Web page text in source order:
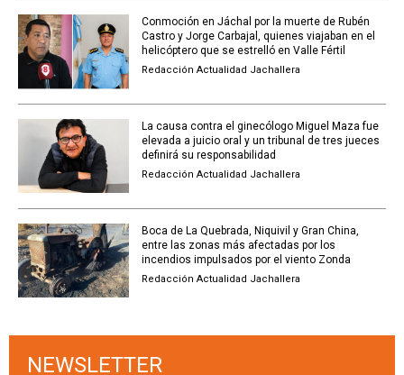
Conmoción en Jáchal por la muerte de Rubén
Castro y Jorge Carbajal, quienes viajaban en el
helicóptero que se estrelló en Valle Fértil
Redacción Actualidad Jachallera
La causa contra el ginecólogo Miguel Maza fue
elevada a juicio oral y un tribunal de tres jueces
definirá su responsabilidad
Redacción Actualidad Jachallera
Boca de La Quebrada, Niquivil y Gran China,
entre las zonas más afectadas por los
incendios impulsados por el viento Zonda
Redacción Actualidad Jachallera
NEWSLETTER